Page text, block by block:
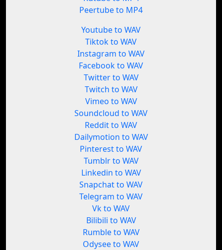
Peertube to MP4
Youtube to WAV
Tiktok to WAV
Instagram to WAV
Facebook to WAV
Twitter to WAV
Twitch to WAV
Vimeo to WAV
Soundcloud to WAV
Reddit to WAV
Dailymotion to WAV
Pinterest to WAV
Tumblr to WAV
Linkedin to WAV
Snapchat to WAV
Telegram to WAV
Vk to WAV
Bilibili to WAV
Rumble to WAV
Odysee to WAV